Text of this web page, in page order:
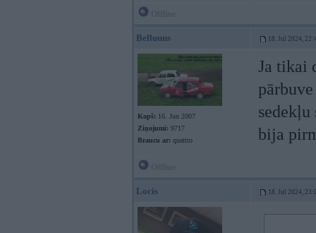
Belluuns 18. Jul 2024,
Kopš: 16. Jun 2007
Ziņojumi: 9717
Braucu ar: quattro
Ja tikai
bija
Locis 18. Jul 2024,